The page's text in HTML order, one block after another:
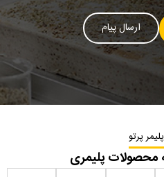
ارسال پیام
پرتو
محصولات پلیمری